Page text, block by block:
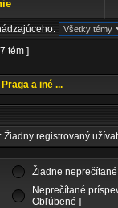
7 tém ]
a iné ...
registrovaný
Žiadne
Neprečítané
Obľúbené ]